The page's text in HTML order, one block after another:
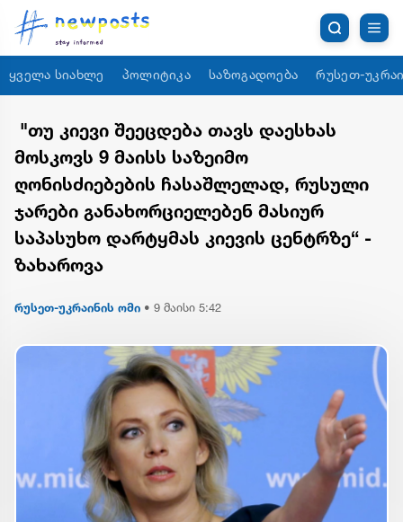
ყველა სიახლე პოლიტიკა საზოგადოება რუსეთ-
"თუ კიევი შეეცდება თავს დაესხას
მოსკოვს 9 მაისს საზეიმო
ღონისძიებების ჩასაშლელად, რუსული
ჯარები განახორციელებენ მასიურ
საპასუხო დარტყმას კიევის ცენტრზე“ -
ზახაროვა
რუსეთ-უკრაინის ომი • 9 მაისი 5:42